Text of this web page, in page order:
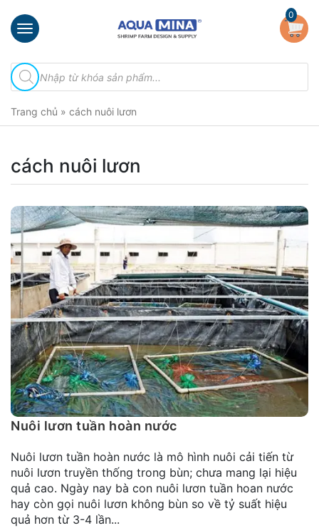
×
chủ
thiệu
phẩm
Đầu
Vi
Bọt
Khí
Ventek
Hướng
dẫn
lắp
đặt
Quy
định
Blog
chia
Liên
hệ
0
Tìm
kiếm
sản
Trang chủ » cách nuôi lươn
cách nuôi lươn
Nuôi lươn tuần hoàn nước
Nuôi lươn tuần hoàn nước là mô hình nuôi cải tiến từ
nuôi lươn truyền thống trong bùn; chưa mang lại hiệu
quả cao. Ngày nay bà con nuôi lươn tuần hoan nước
hay còn gọi nuôi lươn không bùn so về tỷ suất hiệu
quả hơn từ 3-4 lần...